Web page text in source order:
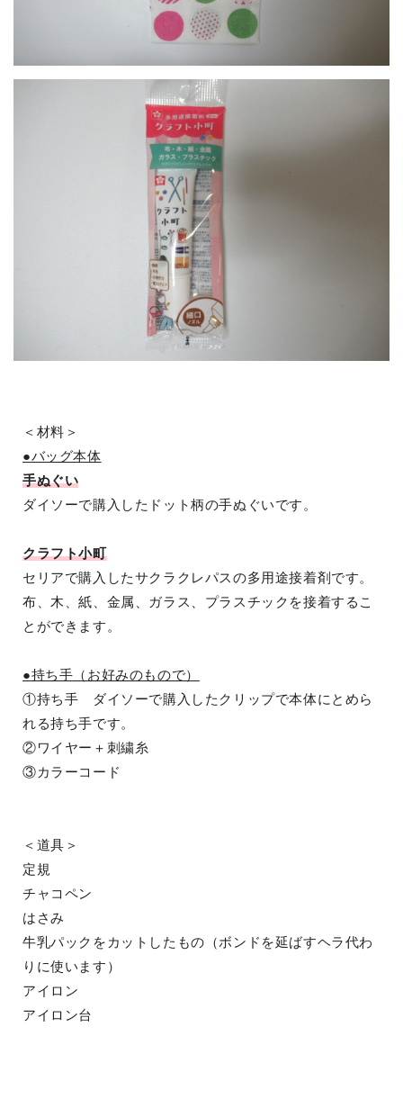
＜材料＞
●バッグ本体
手ぬぐい
ダイソーで購入したドット柄の手ぬぐいです。
クラフト小町
セリアで購入したサクラクレパスの多用途接着剤です。
布、木、紙、金属、ガラス、プラスチックを接着するこ
とができます。
●持ち手（お好みのもので）
①持ち手 ダイソーで購入したクリップで本体にとめら
れる持ち手です。
②ワイヤー＋刺繍糸
③カラーコード
＜道具＞
定規
チャコペン
はさみ
牛乳パックをカットしたもの（ボンドを延ばすヘラ代わ
りに使います）
アイロン
アイロン台